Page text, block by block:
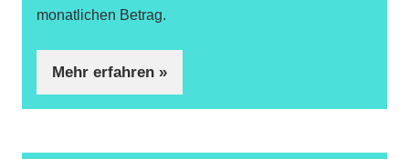
monatlichen Betrag.
Mehr erfahren »